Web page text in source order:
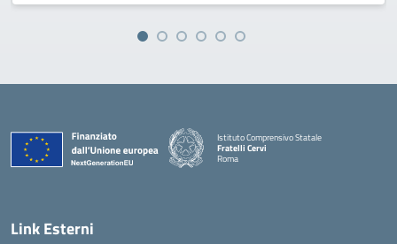
Istituto Comprensivo Statale
Fratelli Cervi
Roma
Link Esterni